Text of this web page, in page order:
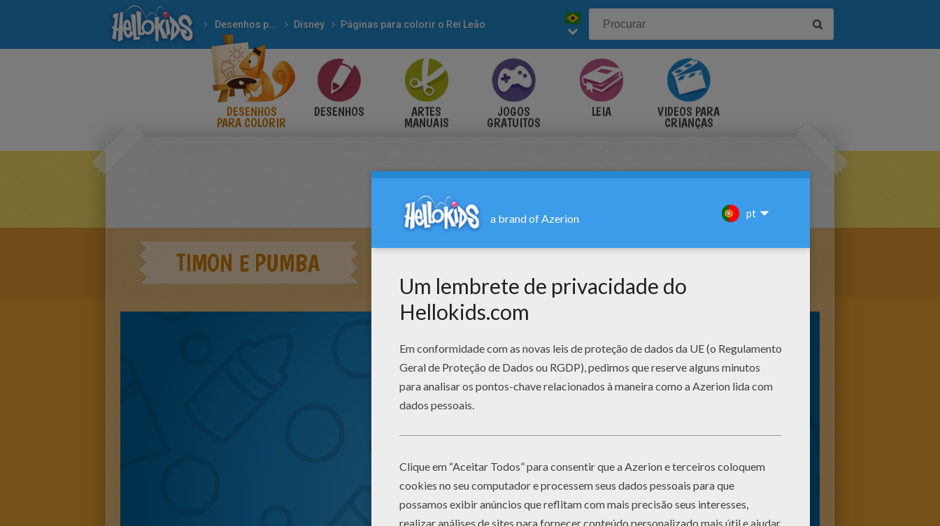
Desenhos para colorir Disney Páginas para colorir o Rei Leão
DESENHOS
PARA COLORIR
DESENHOS ARTES
MANUAIS
JOGOS
GRATUITOS
LEIA VÍDEOS PARA
CRIANÇAS
TIMON E PUMBA